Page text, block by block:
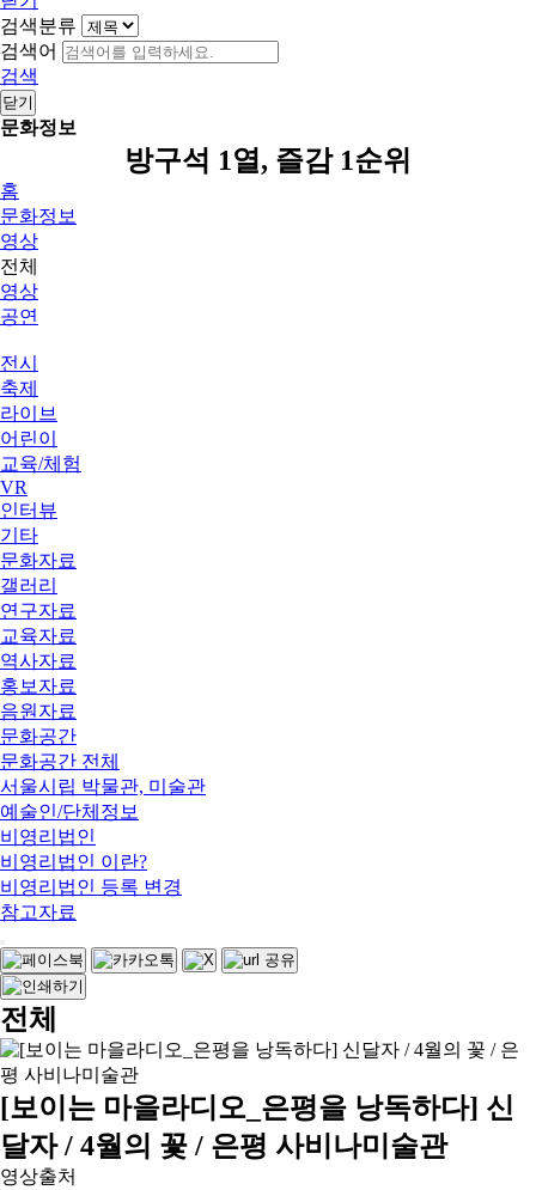
검색분류
검색어
검색
닫기
문화정보
방구석 1열, 즐감 1순위
홈
문화정보
영상
전체
영상
공연
전시
축제
라이브
어린이
교육/체험
VR
인터뷰
기타
문화자료
갤러리
연구자료
교육자료
역사자료
홍보자료
음원자료
문화공간
문화공간 전체
서울시립 박물관, 미술관
예술인/단체정보
비영리법인
비영리법인 이란?
비영리법인 등록 변경
참고자료
전체
[보이는 마을라디오_은평을 낭독하다] 신
달자 / 4월의 꽃 / 은평 사비나미술관
영상출처